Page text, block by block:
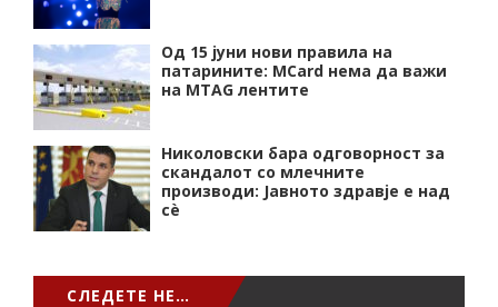
Од 15 јуни нови правила на
патарините: MCard нема да важи
на MTAG лентите
Николовски бара одговорност за
скандалот со млечните
производи: Јавното здравје е над
сѐ
СЛЕДЕТЕ НЕ…